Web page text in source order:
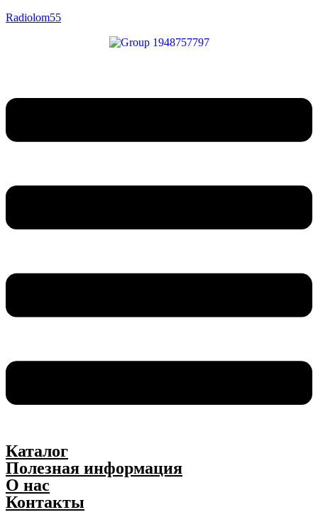
Radiolom55
Каталог
Полезная информация
О нас
Контакты